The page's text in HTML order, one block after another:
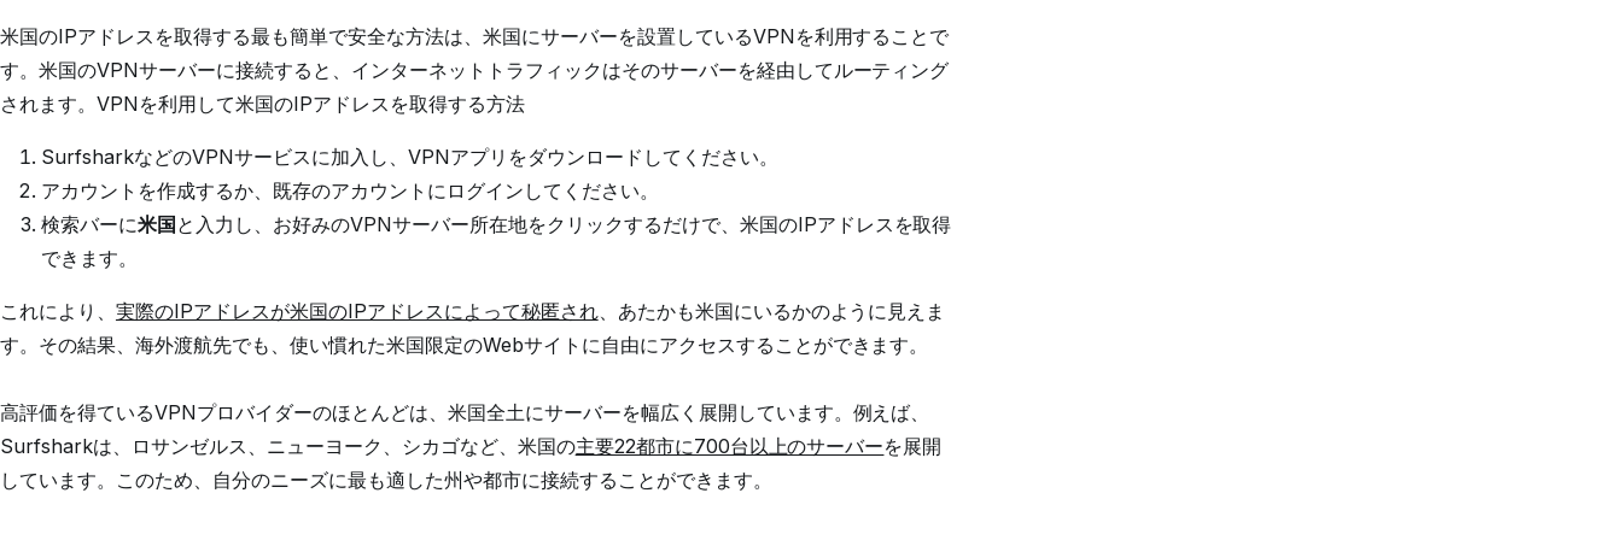
米国のIPアドレスを取得する最も簡単で安全な方法は、米国にサーバーを設置しているVPNを利用することで
す。米国のVPNサーバーに接続すると、インターネットトラフィックはそのサーバーを経由してルーティング
されます。VPNを利用して米国のIPアドレスを取得する方法
SurfsharkなどのVPNサービスに加入し、VPNアプリをダウンロードしてください。
アカウントを作成するか、既存のアカウントにログインしてください。
検索バーに米国 と入力し、お好みのVPNサーバー所在地をクリックするだけで、米国のIPアドレスを取得
できます。
これにより、 実際のIPアドレスが米国のIPアドレスによって秘匿され、あたかも米国にいるかのように見えま
す。その結果、海外渡航先でも、使い慣れた米国限定のWebサイトに自由にアクセスすることができます。
高評価を得ているVPNプロバイダーのほとんどは、米国全土にサーバーを幅広く展開しています。例えば、
Surfsharkは、ロサンゼルス、ニューヨーク、シカゴなど、米国の主要22都市に700台以上のサーバーを展開
しています。このため、自分のニーズに最も適した州や都市に接続することができます。